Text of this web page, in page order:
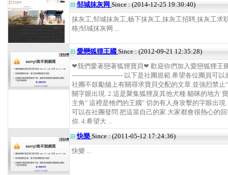
邹城抹灰网 Since : (2014-12-25 19:30:40)
抹灰工,邹城抹灰工,杨下抹灰工,抹灰工招聘,抹灰工求
格|邹城抹灰网 ...
愛戀狐狸王國 Since : (2012-09-21 12:35:28)
❤我們愛著戀著狐狸寶貝❤ 歡迎你們加入愛戀狐狸王
------------------------- 以下是社團規範.希望各位團員可以
社團不鼓勵舖上有關尋求寶貝交配的文章.並強烈禁止
關字眼出現. 2.這是聚集狐狸及其他犬種.貓咪的地方
主角" 這裡是牠們的王國" 切勿有人身攻擊的字眼出現
可以在社團發問.把這當自己的家.大家都會很熱心的
你. 4.希望大 ...
快樂 Since : (2011-05-12 17:24:36)
快樂 ...